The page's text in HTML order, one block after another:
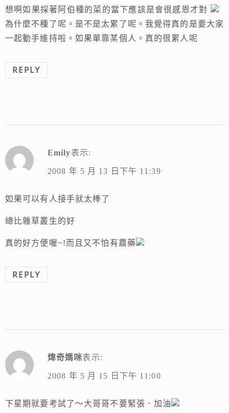
想啊如果採著阿伯種的菜的當下應該是會很感恩才對
為什麼不種了呢。是不是太累了呢。我覺得真的是要大家
一起動手維持啦。如果單靠某個人。真的很累人呢
REPLY
Emily表示:
2008 年 5 月 13 日下午 11:39
如果可以有人接手就太棒了
總比雜草叢生的好
真的好方便喔~!而且又不怕有農藥
REPLY
煒奇媽咪表示:
2008 年 5 月 15 日下午 11:00
下星期就要考試了～大哥哥不要緊張．加油